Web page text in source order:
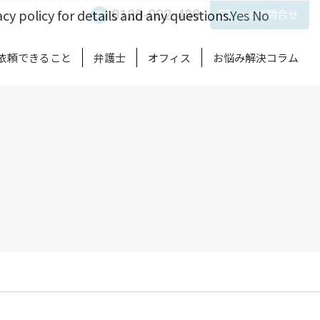
0120-002-489 webで問合せ
頼できること 弁護士 オフィス お悩み解決コラム
policy for details and any questions.YesNo